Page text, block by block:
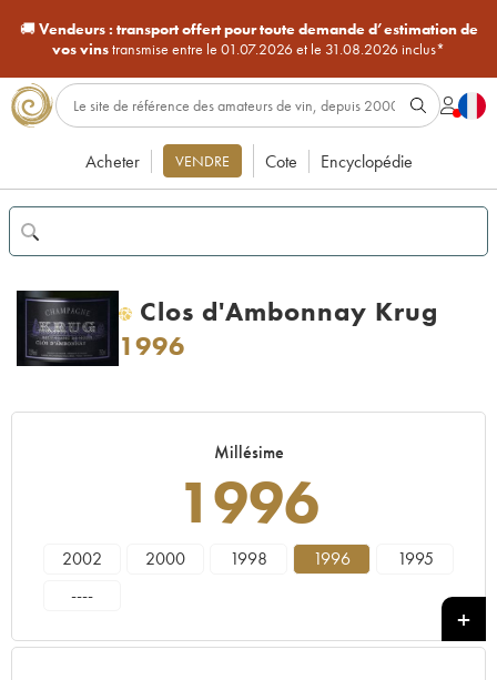
🚚Vendeurs : transport offert pour toute demande d’estimation de
vos vinstransmise entre le 01.07.2026 et le 31.08.2026 inclus*
Acheter VENDRE Cote Encyclopédie
H
Clos d'Ambonnay Krug
1996
Millésime
1996
2002 2000 1998 1996
1995
----